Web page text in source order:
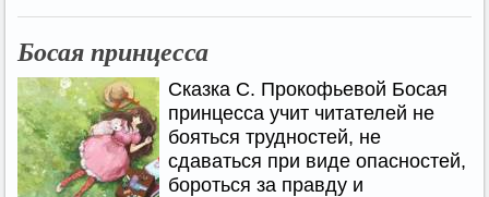
Босая принцесса
Сказка С. Прокофьевой Босая
принцесса учит читателей не
бояться трудностей, не
сдаваться при виде опасностей,
бороться за правду и